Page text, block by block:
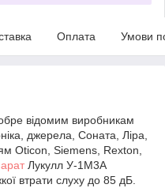
Оплата Умови
відомим виробникам
джерела, Соната, Ліра,
Oticon, Siemens, Rexton,
Лукулл У-1М3А
втрати слуху до 85 дБ.